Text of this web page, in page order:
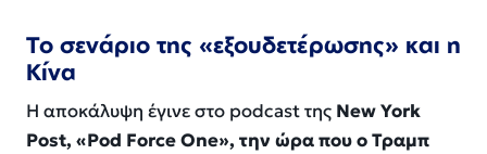
Το σενάριο της «εξουδετέρωσης» και η
Κίνα
Η αποκάλυψη έγινε στο podcast της New York
Post, «Pod Force One», την ώρα που ο Τραμπ